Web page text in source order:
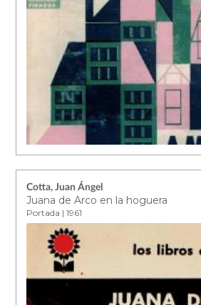
Cotta, Juan Ángel
Juana de Arco en la hoguera
Portada | 1961